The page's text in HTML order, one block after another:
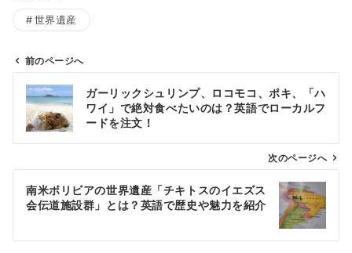
世界遺産
ン
前のページへ
ガーリックシュリンプ、ロコモコ、ポキ、「ハ
ワイ」で絶対食べたいのは？英語でローカルフ
ードを注文！
次のページへ
南米ボリビアの世界遺産「チキトスのイエズス
会伝道施設群」とは？英語で歴史や魅力を紹介